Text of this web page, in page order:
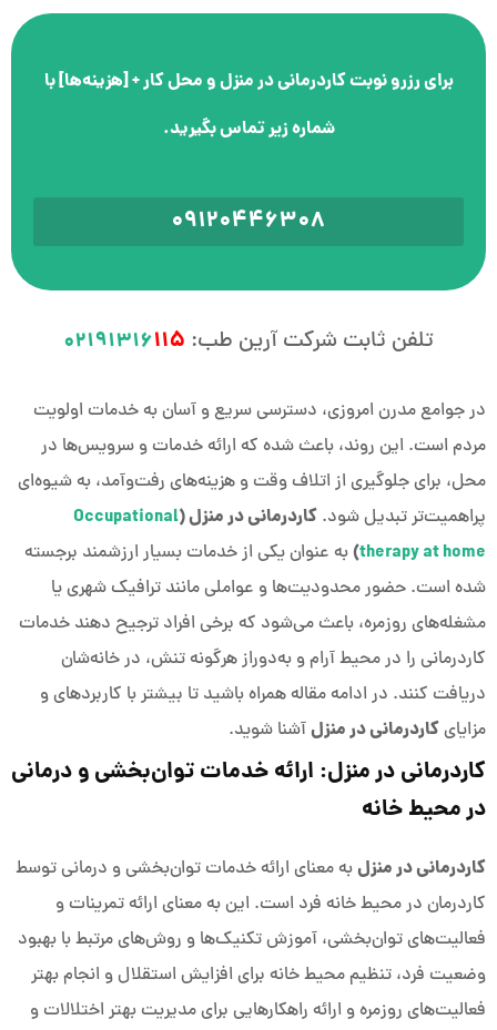
برای رزرو نوبتکاردرمانی در منزل و محل کار + [هزینه‌ها]با
شماره زیر تماس بگیرید.
09120446308
تلفن ثابت شرکت آرین طب: 02191316115
در جوامع مدرن امروزی، دسترسی سریع و آسان به خدمات اولویت
مردم است. این روند، باعث شده که ارائه خدمات و سرویس‌ها در
محل، برای جلوگیری از اتلاف وقت و هزینه‌های رفت‌وآمد، به شیوه‌ای
پراهمیت‌تر تبدیل شود. کاردرمانی در منزل (Occupational
therapy at home
)به‌ عنوان یکی از خدمات بسیار ارزشمند برجسته
شده است. حضور محدودیت‌ها و عواملی مانند ترافیک شهری یا
مشغله‌های روزمره، باعث می‌شود که برخی افراد ترجیح دهند خدمات
کاردرمانی را در محیط آرام و به‌دوراز هرگونه تنش، در خانه‌شان
دریافت کنند. در ادامه مقاله همراه باشید تا بیشتر با کاربردهای و
مزایایکاردرمانی در منزلآشنا شوید.
کاردرمانی در منزل: ارائه خدمات توان‌بخشی و درمانی
در محیط خانه
کاردرمانی در منزلبه معنای ارائه خدمات توان‌بخشی و درمانی توسط
کاردرمان در محیط خانه فرد است. این به معنای ارائه تمرینات و
فعالیت‌های توان‌بخشی، آموزش تکنیک‌ها و روش‌های مرتبط با بهبود
وضعیت فرد، تنظیم محیط خانه برای افزایش استقلال و انجام بهتر
فعالیت‌های روزمره و ارائه راهکارهایی برای مدیریت بهتر اختلالات و